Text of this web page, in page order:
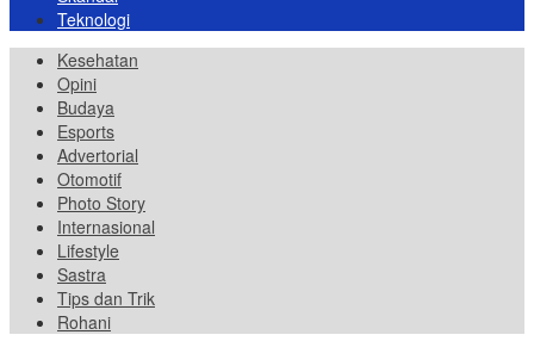
Teknologi
Kesehatan
Opini
Budaya
Esports
Advertorial
Otomotif
Photo Story
Internasional
Lifestyle
Sastra
Tips dan Trik
Rohani